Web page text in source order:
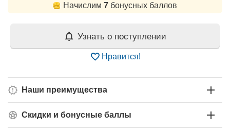
Начислим 7 бонусных баллов
Узнать о поступлении
Нравится!
Наши преимущества
Скидки и бонусные баллы